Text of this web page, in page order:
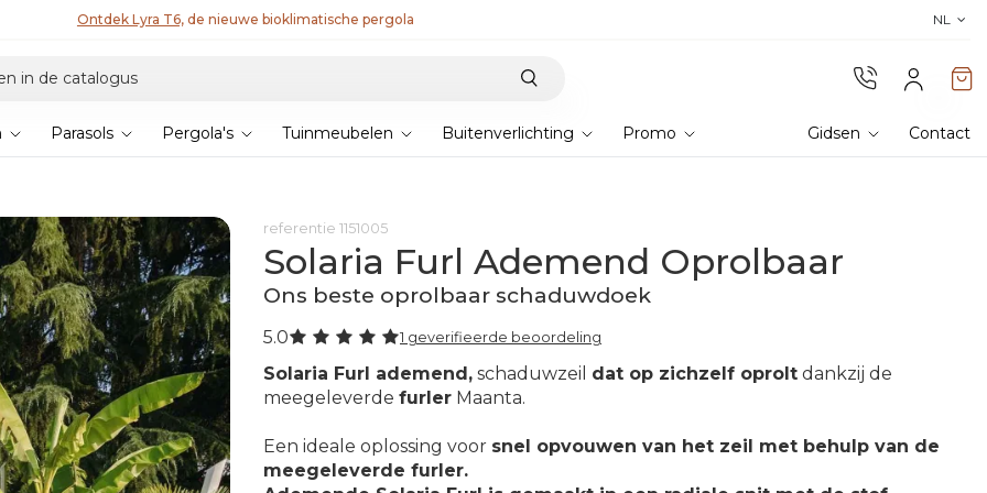
Ontdek Lyra T6,de nieuwe bioklimatische pergola Ontdek de collectie 2026 en
NL
Parasols Pergola's Tuinmeubelen Buitenverlichting Promo Gidsen Contact
referentie 1151005
Solaria Furl Ademend Oprolbaar
Ons beste oprolbaar schaduwdoek
5.0 1 geverifieerde beoordeling
Solaria Furl ademend, schaduwzeil dat op zichzelf oprolt dankzij de
meegeleverde furler Maanta.
Een ideale oplossing voor snel opvouwen van het zeil met behulp van de
meegeleverde furler.